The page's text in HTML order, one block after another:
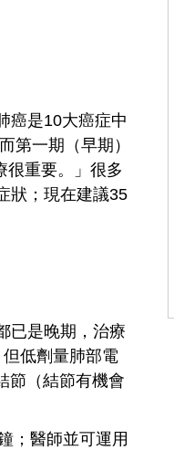
癌是10大癌症中
第一期（早期）
很重要。」很多
狀；現在建議35
已是晚期，治療
低劑量肺部電
節（結節有機會
；醫師並可運用